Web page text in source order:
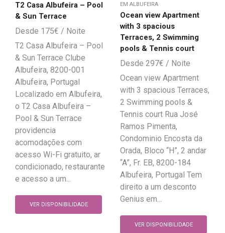
T2 Casa Albufeira – Pool
& Sun Terrace
175€
T2 Casa Albufeira – Pool
& Sun Terrace Clube
Albufeira, 8200-001
Albufeira, Portugal
Localizado em Albufeira,
o T2 Casa Albufeira –
Pool & Sun Terrace
providencia
acomodações com
acesso Wi-Fi gratuito, ar
condicionado, restaurante
e acesso a um...
VER DISPONIBILIDADE
EM ALBUFEIRA
Ocean view Apartment
with 3 spacious
Terraces, 2 Swimming
pools & Tennis court
297€
Ocean view Apartment
with 3 spacious Terraces,
2 Swimming pools &
Tennis court Rua José
Ramos Pimenta,
Condominio Encosta da
Orada, Bloco “H”, 2 andar
“A”, Fr. EB, 8200-184
Albufeira, Portugal Tem
direito a um desconto
Genius em...
VER DISPONIBILIDADE